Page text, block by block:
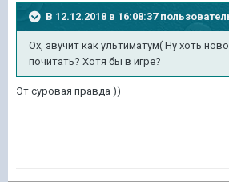
В 12.12.2018 в 16:08:37
Ох, звучит как ультиматум( Ну хоть
почитать? Хотя бы в игре?
Эт суровая правда ))